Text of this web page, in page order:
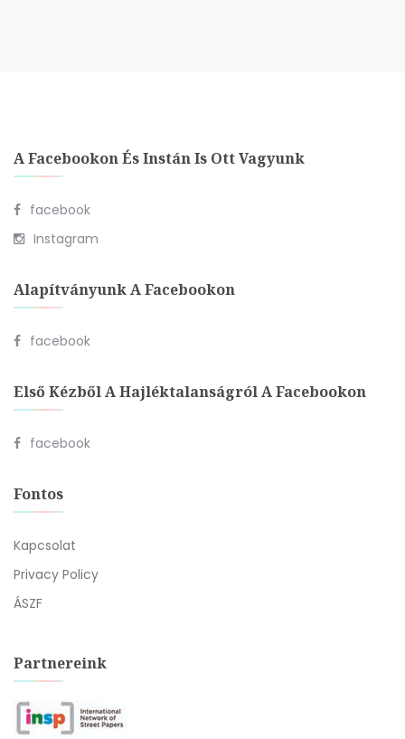
A Facebookon És Instán Is Ott Vagyunk
facebook
Instagram
Alapítványunk A Facebookon
facebook
Első Kézből A Hajléktalanságról A Facebookon
facebook
Fontos
Kapcsolat
Privacy Policy
ÁSZF
Partnereink